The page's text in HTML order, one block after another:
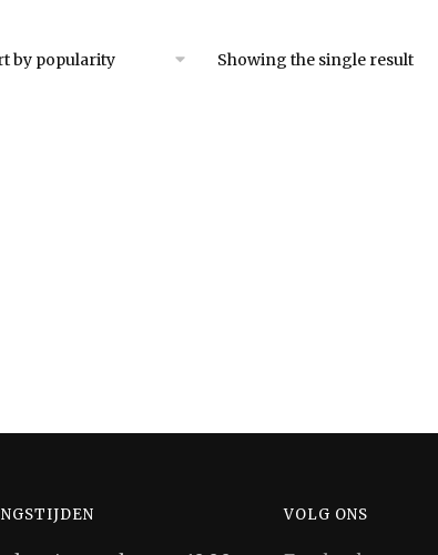
Showing the single result
VOLG ONS